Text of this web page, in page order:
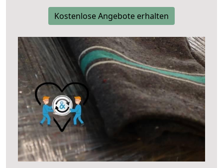
Kostenlose Angebote erhalten